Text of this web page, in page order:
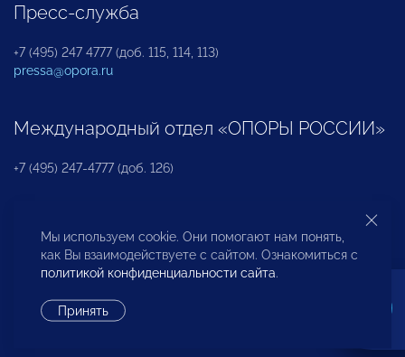
Пресс-служба
+7 (495) 247 4777 (доб. 115, 114, 113)
pressa@opora.ru
Международный отдел «ОПОРЫ РОССИИ»
+7 (495) 247-4777 (доб. 126)
Бюро по защите прав предпринимателей и
инвесторов
Мы используем cookie. Они помогают нам понять,
как Вы взаимодействуете с сайтом. Ознакомиться с
политикой конфиденциальности сайта.
Принять